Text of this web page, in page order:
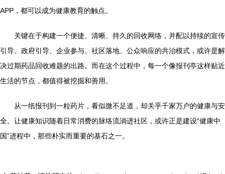
APP，都可以成为健康教育的触点。
关键在于构建一个便捷、清晰、持久的回收网络，并配以持续的宣传
引导。政府引导、企业参与、社区落地、公众响应的共治模式，或许是解
决过期药品回收难题的出路。而在这个过程中，每一个像报刊亭这样贴近
生活的节点，都值得被挖掘和善用。
从一纸报刊到一粒药片，看似微不足道，却关乎千家万户的健康与安
全。让健康知识随着日常消费的脉络流淌进社区，或许正是建设“健康中
国”进程中，那些朴实而重要的基石之一。